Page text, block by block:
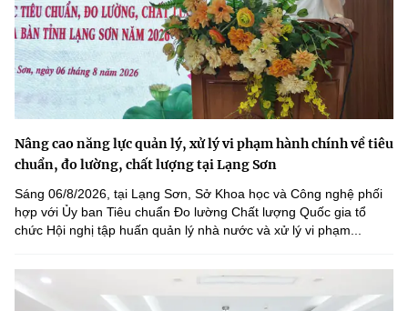
Nâng cao năng lực quản lý, xử lý vi phạm hành chính về tiêu
chuẩn, đo lường, chất lượng tại Lạng Sơn
Sáng 06/8/2026, tại Lạng Sơn, Sở Khoa học và Công nghệ phối
hợp với Ủy ban Tiêu chuẩn Đo lường Chất lượng Quốc gia tổ
chức Hội nghị tập huấn quản lý nhà nước và xử lý vi phạm...